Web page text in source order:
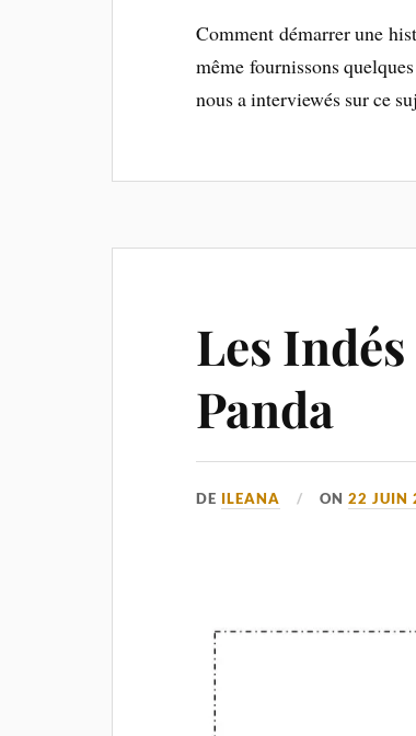
Comment démarrer une
même fournissons
nous a interviewés sur ce
Les
Panda
DE ILEANA ON22 JUIN